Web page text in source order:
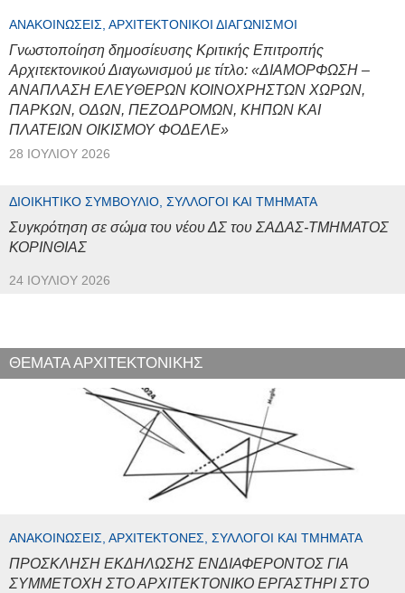
ΑΝΑΚΟΙΝΏΣΕΙΣ, ΑΡΧΙΤΕΚΤΟΝΙΚΟΊ ΔΙΑΓΩΝΙΣΜΟΊ
Γνωστοποίηση δημοσίευσης Κριτικής Επιτροπής
Αρχιτεκτονικού Διαγωνισμού με τίτλο: «ΔΙΑΜΟΡΦΩΣΗ –
ΑΝΑΠΛΑΣΗ ΕΛΕΥΘΕΡΩΝ ΚΟΙΝΟΧΡΗΣΤΩΝ ΧΩΡΩΝ,
ΠΑΡΚΩΝ, ΟΔΩΝ, ΠΕΖΟΔΡΟΜΩΝ, ΚΗΠΩΝ ΚΑΙ
ΠΛΑΤΕΙΩΝ ΟΙΚΙΣΜΟΥ ΦΟΔΕΛΕ»
28 ΙΟΥΛΊΟΥ 2026
ΔΙΟΙΚΗΤΙΚΌ ΣΥΜΒΟΎΛΙΟ, ΣΎΛΛΟΓΟΙ ΚΑΙ ΤΜΉΜΑΤΑ
Συγκρότηση σε σώμα του νέου ΔΣ του ΣΑΔΑΣ-ΤΜΗΜΑΤΟΣ
ΚΟΡΙΝΘΙΑΣ
24 ΙΟΥΛΊΟΥ 2026
ΘΕΜΑΤΑ ΑΡΧΙΤΕΚΤΟΝΙΚΗΣ
ΑΝΑΚΟΙΝΏΣΕΙΣ, ΑΡΧΙΤΈΚΤΟΝΕΣ, ΣΎΛΛΟΓΟΙ ΚΑΙ ΤΜΉΜΑΤΑ
ΠΡΟΣΚΛΗΣΗ ΕΚΔΗΛΩΣΗΣ ΕΝΔΙΑΦΕΡΟΝΤΟΣ ΓΙΑ
ΣΥΜΜΕΤΟΧΗ ΣΤΟ ΑΡΧΙΤΕΚΤΟΝΙΚΟ ΕΡΓΑΣΤΗΡΙ ΣΤΟ